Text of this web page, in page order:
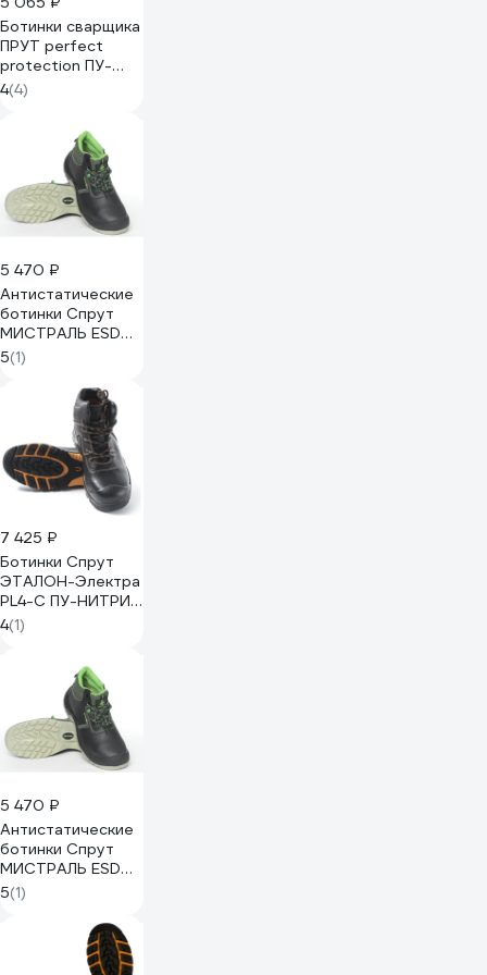
Ботинки сварщика
ПРУТ perfect
protection ПУ-
Нитрил с ПП и АС
р. 42 120327
4(4)
5 470 ₽
Антистатические
ботинки Спрут
МИСТРАЛЬ ESD
SJ8055C р.42
123582
5(1)
7 425 ₽
Ботинки Спрут
ЭТАЛОН-Электра
PL4-C ПУ-НИТРИЛ
с ПП р.46 117076
4(1)
5 470 ₽
Антистатические
ботинки Спрут
МИСТРАЛЬ ESD
SJ8055C р.43
123583
5(1)